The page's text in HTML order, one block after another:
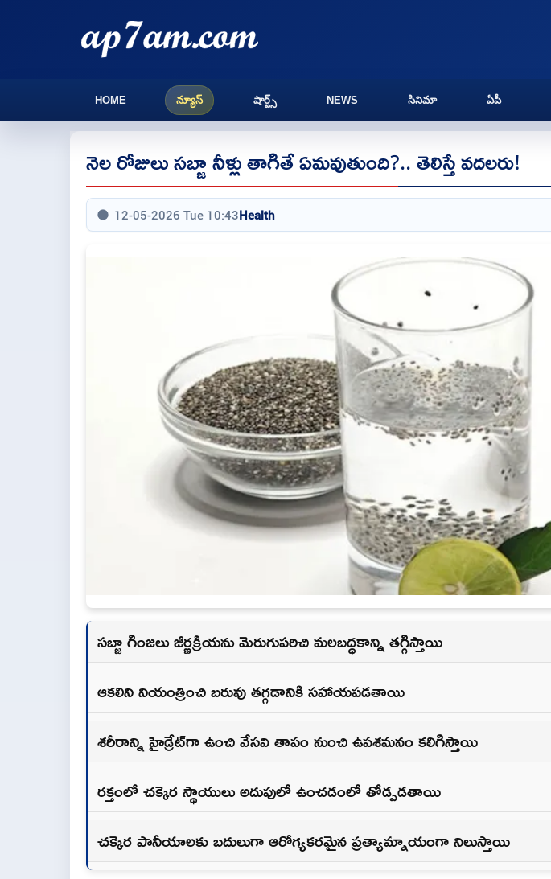
HOME న్యూస్ షార్ట్స్ NEWS సినిమా ఏపీ
నెల రోజులు సబ్జా నీళ్లు తాగితే ఏమవుతుంది?.. తెలిస్తే వదలరు!
12-05-2026 Tue 10:43Health
సబ్జా గింజలు జీర్ణక్రియను మెరుగుపరిచి మలబద్ధకాన్ని తగ్గిస్తాయి
ఆకలిని నియంత్రించి బరువు తగ్గడానికి సహాయపడతాయి
శరీరాన్ని హైడ్రేట్‌గా ఉంచి వేసవి తాపం నుంచి ఉపశమనం కలిగిస్తాయి
రక్తంలో చక్కెర స్థాయులు అదుపులో ఉంచడంలో తోడ్పడతాయి
చక్కెర పానీయాలకు బదులుగా ఆరోగ్యకరమైన ప్రత్యామ్నాయంగా నిలుస్తాయి